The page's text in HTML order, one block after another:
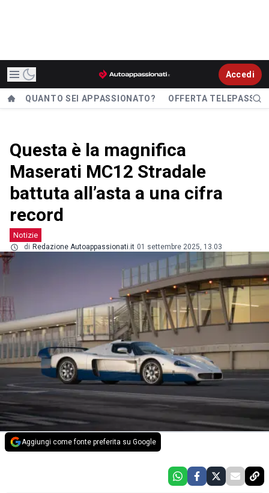
Accedi
QUANTO SEI APPASSIONATO? OFFERTA TELEPASS
Questa è la magnifica
Maserati MC12 Stradale
battuta all’asta a una cifra
record
Notizie
di Redazione Autoappassionati.it 01 settembre 2025, 13.03
Aggiungi come fonte preferita su Google